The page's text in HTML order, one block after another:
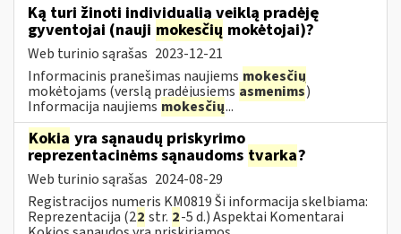
Ką turi žinoti individualią veiklą pradėję
gyventojai (nauji mokesčių mokėtojai)?
Web turinio sąrašas 2023-12-21
Informacinis pranešimas naujiems mokesčių
mokėtojams (verslą pradėjusiems asmenims)
Informacija naujiems mokesčių...
Kokia yra sąnaudų priskyrimo
reprezentacinėms sąnaudoms tvarka?
Web turinio sąrašas 2024-08-29
Registracijos numeris KM0819 Ši informacija skelbiama:
Reprezentacija (22 str. 2-5 d.) Aspektai Komentarai